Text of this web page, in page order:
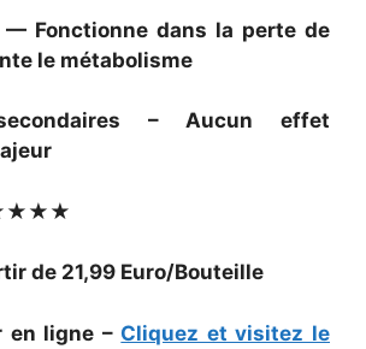
Fonctionne dans la perte de
le métabolisme
– Aucun effet
de 21,99 Euro/Bouteille
en ligne – Cliquez et visitez le